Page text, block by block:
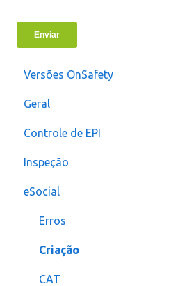
Versões OnSafety
Última Versão
Versões anteriores
Geral
Usuários
Controle de EPI
Configurações
assinatura
Inspeção
Relatórios e Indicadores
Inspeção Visual
Plano de ação
Checklist
eSocial
Erros
Criação
CAT